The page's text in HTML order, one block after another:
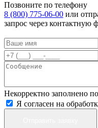
Позвоните по телефону
8 (800) 775-06-00 или
запрос через контактную
Некорректно заполнено
Я согласен на